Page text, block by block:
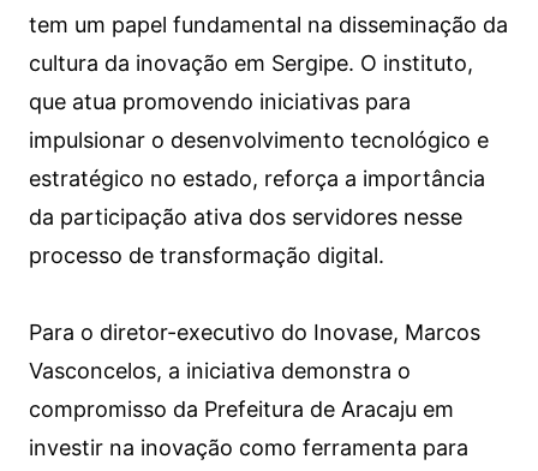
tem um papel fundamental na disseminação da
cultura da inovação em Sergipe. O instituto,
que atua promovendo iniciativas para
impulsionar o desenvolvimento tecnológico e
estratégico no estado, reforça a importância
da participação ativa dos servidores nesse
processo de transformação digital.
Para o diretor-executivo do Inovase, Marcos
Vasconcelos, a iniciativa demonstra o
compromisso da Prefeitura de Aracaju em
investir na inovação como ferramenta para